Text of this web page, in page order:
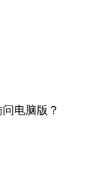
电脑版？